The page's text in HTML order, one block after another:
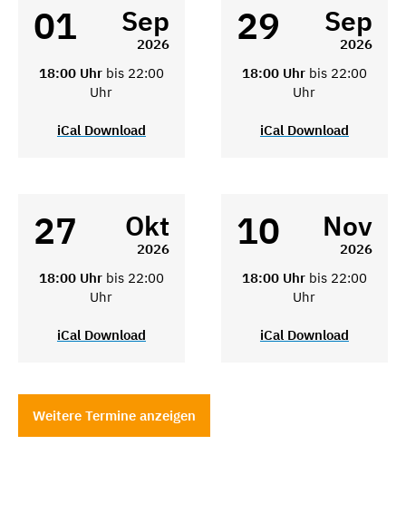
01 Sep
2026
18:00 Uhr bis 22:00
Uhr
iCal Download
29 Sep
2026
18:00 Uhr bis 22:00
Uhr
iCal Download
27 Okt
2026
18:00 Uhr bis 22:00
Uhr
iCal Download
10 Nov
2026
18:00 Uhr bis 22:00
Uhr
iCal Download
Weitere Termine anzeigen